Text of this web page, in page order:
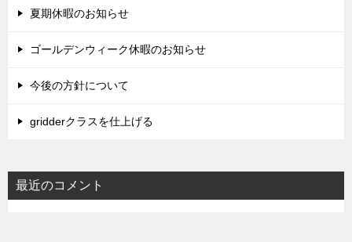
夏期休暇のお知らせ
ゴールデンウィーク休暇のお知らせ
今後の方針について
gridderクラスを仕上げる
最近のコメント